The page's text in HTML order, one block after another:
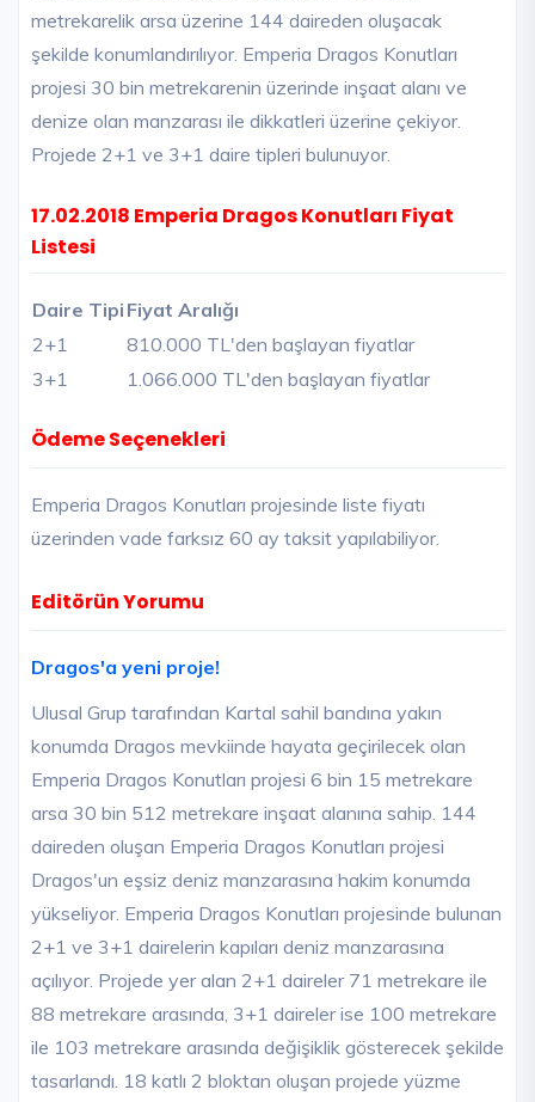
metrekarelik arsa üzerine 144 daireden oluşacak
şekilde konumlandırılıyor. Emperia Dragos Konutları
projesi 30 bin metrekarenin üzerinde inşaat alanı ve
denize olan manzarası ile dikkatleri üzerine çekiyor.
Projede 2+1 ve 3+1 daire tipleri bulunuyor.
17.02.2018 Emperia Dragos Konutları Fiyat
Listesi
Daire Tipi Fiyat Aralığı
2+1
810.000 TL'den başlayan fiyatlar
3+1
1.066.000 TL'den başlayan fiyatlar
Ödeme Seçenekleri
Emperia Dragos Konutları projesinde liste fiyatı
üzerinden vade farksız 60 ay taksit yapılabiliyor.
Editörün Yorumu
Dragos'a yeni proje!
Ulusal Grup tarafından Kartal sahil bandına yakın
konumda Dragos mevkiinde hayata geçirilecek olan
Emperia Dragos Konutları projesi 6 bin 15 metrekare
arsa 30 bin 512 metrekare inşaat alanına sahip. 144
daireden oluşan Emperia Dragos Konutları projesi
Dragos'un eşsiz deniz manzarasına hakim konumda
yükseliyor. Emperia Dragos Konutları projesinde bulunan
2+1 ve 3+1 dairelerin kapıları deniz manzarasına
açılıyor. Projede yer alan 2+1 daireler 71 metrekare ile
88 metrekare arasında, 3+1 daireler ise 100 metrekare
ile 103 metrekare arasında değişiklik gösterecek şekilde
tasarlandı. 18 katlı 2 bloktan oluşan projede yüzme